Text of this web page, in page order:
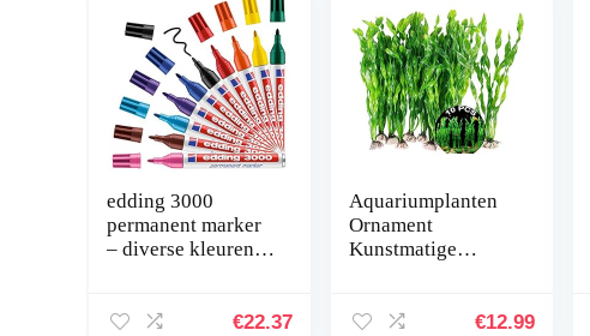
edding 3000
permanent marker
– diverse kleuren –
punt 1,5-3 mm –
€22.37
Aquariumplanten
Ornament
Kunstmatige
Aquarium
€12.99